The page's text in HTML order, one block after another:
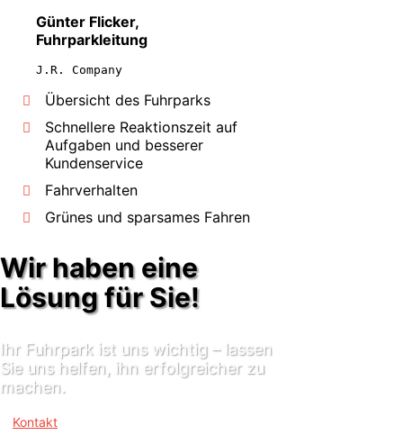
Günter Flicker,
Fuhrparkleitung
J.R. Company
Übersicht des Fuhrparks
Schnellere Reaktionszeit auf
Aufgaben und besserer
Kundenservice
Fahrverhalten
Grünes und sparsames Fahren
Wir haben eine
Lösung für Sie!
Ihr Fuhrpark ist uns wichtig – lassen
Sie uns helfen, ihn erfolgreicher zu
machen.
Kontakt